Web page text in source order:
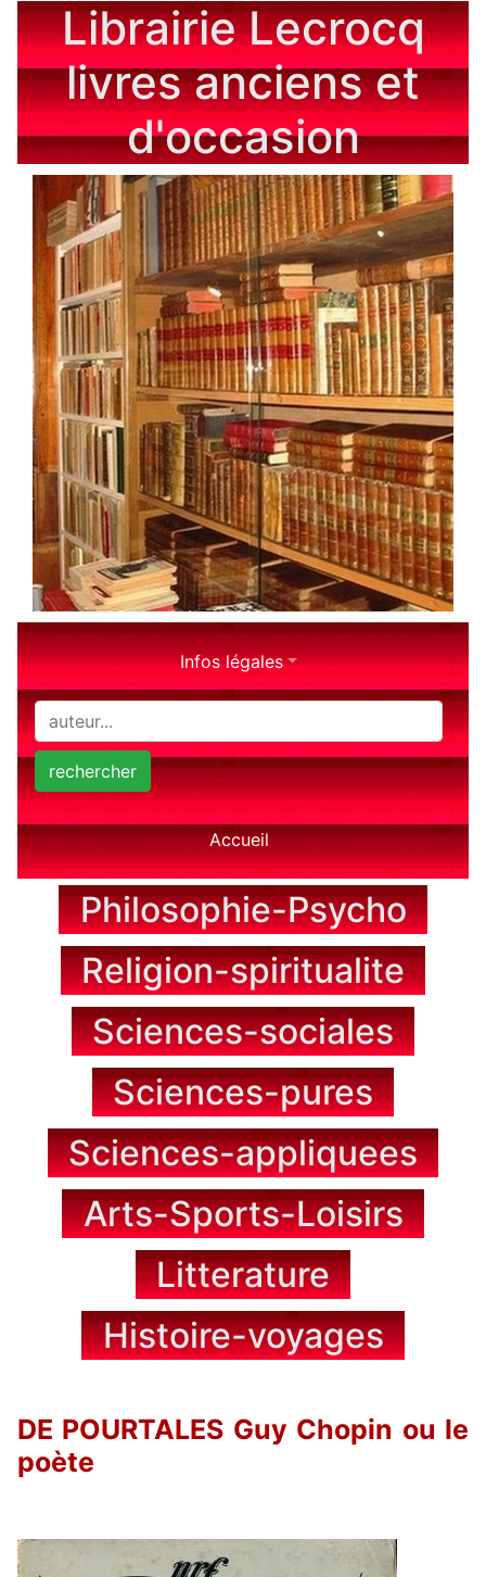
Librairie Lecrocq
livres anciens et
d'occasion
Infos légales
rechercher
Accueil
Philosophie-Psycho
Religion-spiritualite
Sciences-sociales
Sciences-pures
Sciences-appliquees
Arts-Sports-Loisirs
Litterature
Histoire-voyages
DE POURTALES Guy Chopin ou le
poète